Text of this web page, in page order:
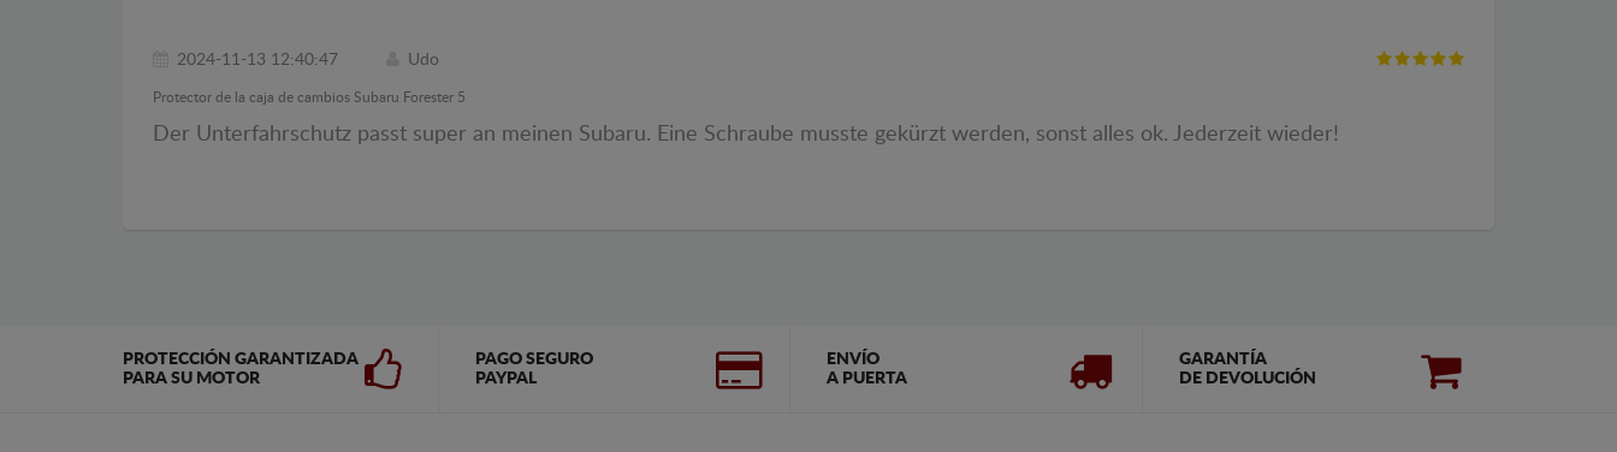
2024-11-13 12:40:47 Udo
Protector de la caja de cambios Subaru Forester 5
Der Unterfahrschutz passt super an meinen Subaru. Eine Schraube musste gekürzt werden, sonst alles ok. Jederzeit wieder!
PROTECCIÓN GARANTIZADA
PARA SU MOTOR
PAGO SEGURO
PAYPAL
ENVÍO
A PUERTA
GARANTÍA
DE DEVOLUCIÓN